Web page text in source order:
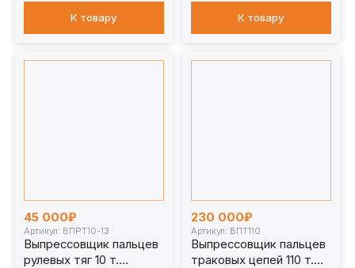
К товару К товару
45 000₽
Артикул: ВПРТ10-13
Выпрессовщик пальцев
рулевых тяг 10 т.
230 000₽
Артикул: ВПТ110
Выпрессовщик пальцев
траковых цепей 110 т.